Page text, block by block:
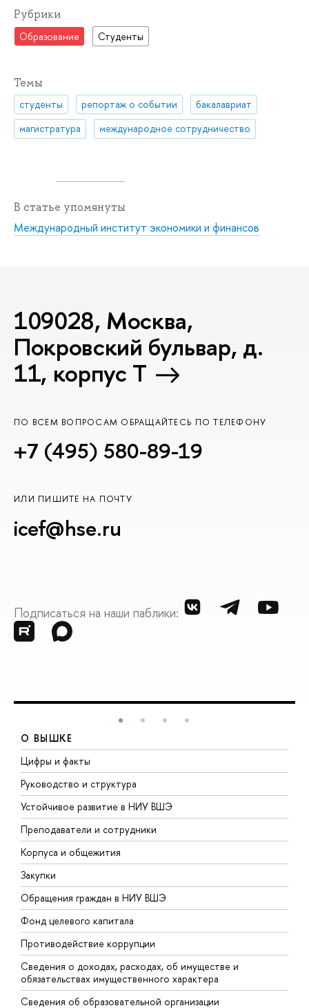
Рубрики
Образование Студенты
Темы
студенты репортаж о событии
бакалавриат
магистратура
международное сотрудничество
В статье упомянуты
Международный институт экономики и финансов
109028, Москва,
Покровский бульвар, д.
11, корпус T
ПО ВСЕМ ВОПРОСАМ ОБРАЩАЙТЕСЬ ПО ТЕЛЕФОНУ
+7 (495) 580-89-19
ИЛИ ПИШИТЕ НА ПОЧТУ
icef@hse.ru
Подписаться на наши паблики:
О ВЫШКЕ
Цифры и факты
Руководство и структура
Устойчивое развитие в НИУ ВШЭ
Преподаватели и сотрудники
Корпуса и общежития
Закупки
Обращения граждан в НИУ ВШЭ
Фонд целевого капитала
Противодействие коррупции
Сведения о доходах, расходах, об имуществе и
обязательствах имущественного характера
Сведения об образовательной организации